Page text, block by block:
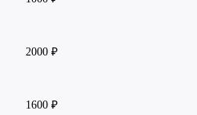
2000 ₽
1600 ₽